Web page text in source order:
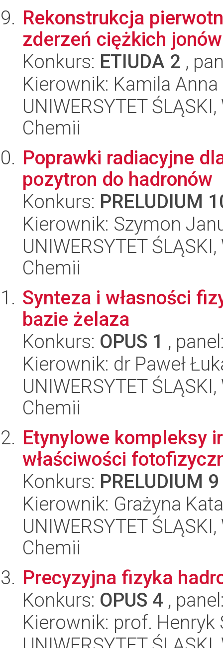
Rekonstrukcja
zderzeń ciężkich
Konkurs: ETIUDA 2 ,
Kierownik: Kamila
UNIWERSYTET
Chemii
Poprawki radiacyjne
pozytron do hadronów
Konkurs: PRELUDIUM
Kierownik: Szymon
UNIWERSYTET
Chemii
Synteza i własności
bazie żelaza
Konkurs: OPUS 1 ,
Kierownik: dr Paweł
UNIWERSYTET
Chemii
Etynylowe kompleksy
właściwości
Konkurs: PRELUDIUM 9
Kierownik: Grażyna
UNIWERSYTET
Chemii
Precyzyjna fizyka
Konkurs: OPUS 4 ,
Kierownik: prof. Henryk